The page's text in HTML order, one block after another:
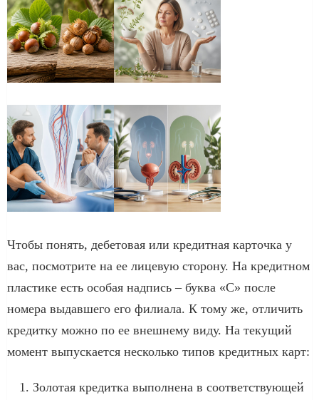
Чтобы понять, дебетовая или кредитная карточка у
вас, посмотрите на ее лицевую сторону. На кредитном
пластике есть особая надпись – буква «С» после
номера выдавшего его филиала. К тому же, отличить
кредитку можно по ее внешнему виду. На текущий
момент выпускается несколько типов кредитных карт:
Золотая кредитка выполнена в соответствующей